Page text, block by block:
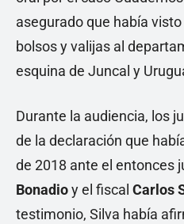
asegurado que había
bolsos y valijas al
esquina de Juncal y
Durante la audiencia, los
de la declaración que
de 2018 ante el entonces
Bonadioy el fiscal Carlos
testimonio, Silva había